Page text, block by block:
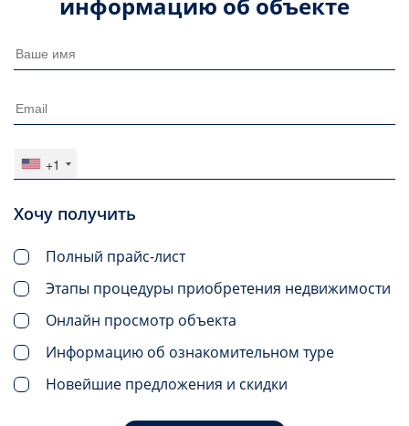
+1
Хочу получить
Полный прайс-лист
Этапы процедуры приобретения недвижимости
Онлайн просмотр объекта
Информацию об ознакомительном туре
Новейшие предложения и скидки